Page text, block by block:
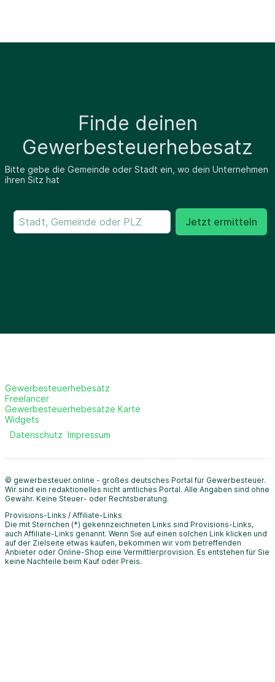
Finde deinen
Gewerbesteuerhebesatz
Bitte gebe die Gemeinde oder Stadt ein, wo dein Unternehmen
ihren Sitz hat
Jetzt ermitteln
Gewerbesteuerhebesatz
Freelancer
Gewerbesteuerhebesätze Karte
Widgets
Datenschutz Impressum
© gewerbesteuer.online - großes deutsches Portal für Gewerbesteuer.
Wir sind ein redaktionelles nicht amtliches Portal. Alle Angaben sind ohne
Gewähr. Keine Steuer- oder Rechtsberatung.
Provisions-Links / Affiliate-Links
Die mit Sternchen (*) gekennzeichneten Links sind Provisions-Links,
auch Affiliate-Links genannt. Wenn Sie auf einen solchen Link klicken und
auf der Zielseite etwas kaufen, bekommen wir vom betreffenden
Anbieter oder Online-Shop eine Vermittlerprovision. Es entstehen für Sie
keine Nachteile beim Kauf oder Preis.